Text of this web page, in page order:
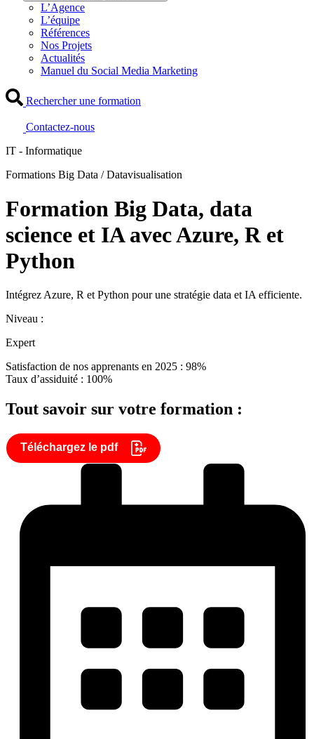
L’Agence
L’équipe
Références
Nos Projets
Actualités
Manuel du Social Media Marketing
Rechercher une formation
Contactez-nous
IT - Informatique
Formations Big Data / Datavisualisation
Formation Big Data, data
science et IA avec Azure, R et
Python
Intégrez Azure, R et Python pour une stratégie data et IA efficiente.
Niveau :
Expert
Satisfaction de nos apprenants en 2025 : 98%
Taux d’assiduité : 100%
Tout savoir sur votre formation :
Téléchargez le pdf